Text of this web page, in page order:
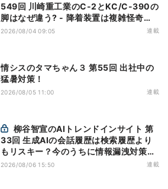
549回 川崎重工業のC-2とKC/C-390の
脚はなぜ違う? - 降着装置は複雑怪奇
(5)|軍用輸送機(10)
2026/08/04 09:05 連載
情シスのタマちゃん３ 第55回 出社中の
猛暑対策！
2026/08/05 11:00 連載
33回 生成AIの会話履歴は検索履歴より
もリスキー？今のうちに情報漏洩対策を
万全にしておこう
2026/08/06 15:50 連載